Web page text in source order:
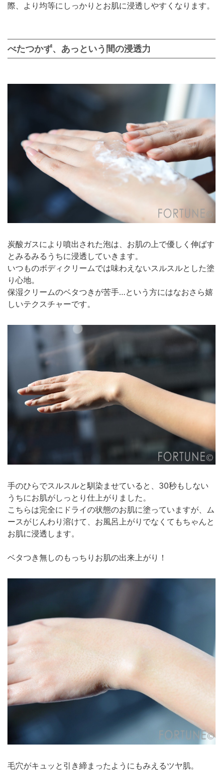
際、より均等にしっかりとお肌に浸透しやすくなります。
べたつかず、あっという間の浸透力
炭酸ガスにより噴出された泡は、お肌の上で優しく伸ばす
とみるみるうちに浸透していきます。
いつものボディクリームでは味わえないスルスルとした塗
り心地。
保湿クリームのベタつきが苦手…という方にはなおさら嬉
しいテクスチャーです。
手のひらでスルスルと馴染ませていると、30秒もしない
うちにお肌がしっとり仕上がりました。
こちらは完全にドライの状態のお肌に塗っていますが、ム
ースがじんわり溶けて、お風呂上がりでなくてもちゃんと
お肌に浸透します。
ベタつき無しのもっちりお肌の出来上がり！
毛穴がキュッと引き締まったようにもみえるツヤ肌。